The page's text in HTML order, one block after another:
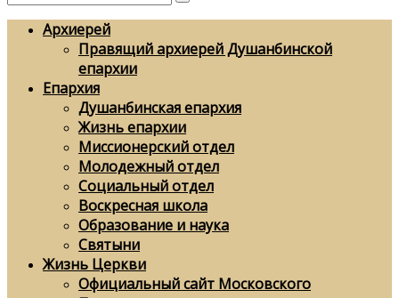
Архиерей
Правящий архиерей Душанбинской
епархии
Епархия
Душанбинская епархия
Жизнь епархии
Миссионерский отдел
Молодежный отдел
Социальный отдел
Воскресная школа
Образование и наука
Святыни
Жизнь Церкви
Официальный сайт Московского